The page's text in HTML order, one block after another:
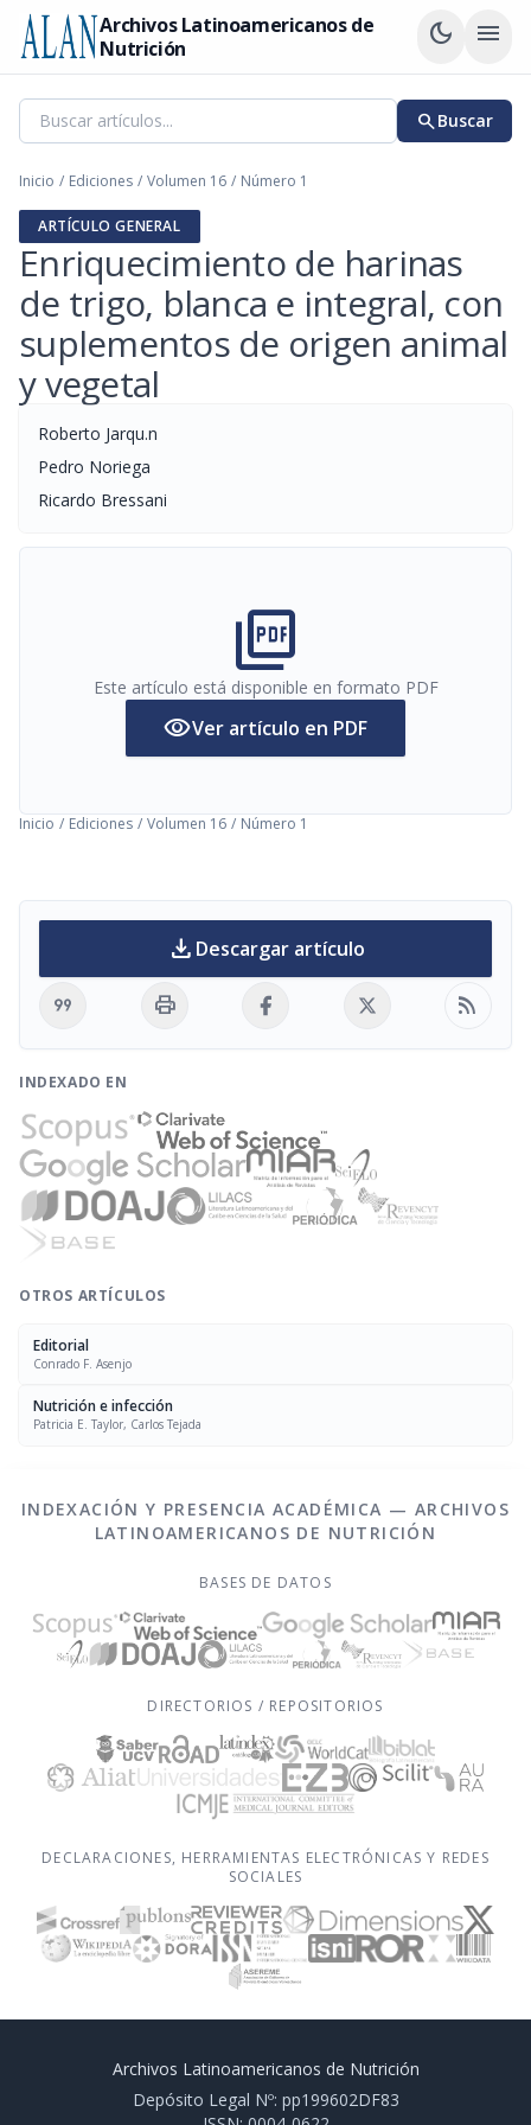
Archivos Latinoamericanos de
Nutrición
dark_mode menu
searchBuscar
Inicio / Ediciones / Volumen 16 / Número 1
ARTÍCULO GENERAL
Enriquecimiento de harinas
de trigo, blanca e integral, con
suplementos de origen animal
y vegetal
Roberto Jarqu.n
Pedro Noriega
Ricardo Bressani
picture_as_pdf
Este artículo está disponible en formato PDF
visibilityVer artículo en PDF
Inicio / Ediciones / Volumen 16 / Número 1
download Descargar artículo
format_quote print rss_feed
INDEXADO EN
OTROS ARTÍCULOS
Editorial
Conrado F. Asenjo
Nutrición e infección
Patricia E. Taylor, Carlos Tejada
INDEXACIÓN Y PRESENCIA ACADÉMICA — ARCHIVOS
LATINOAMERICANOS DE NUTRICIÓN
BASES DE DATOS
DIRECTORIOS / REPOSITORIOS
DECLARACIONES, HERRAMIENTAS ELECTRÓNICAS Y REDES
SOCIALES
Archivos Latinoamericanos de Nutrición
Depósito Legal Nº: pp199602DF83